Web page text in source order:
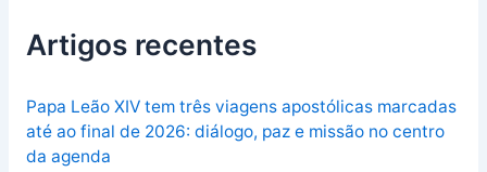
Artigos recentes
Papa Leão XIV tem três viagens apostólicas marcadas
até ao final de 2026: diálogo, paz e missão no centro
da agenda